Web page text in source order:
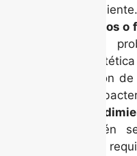
nervio del diente.
Dientes rotos
sea, estos
armonía
la exposición
extraños y
El
que también
dental. Se